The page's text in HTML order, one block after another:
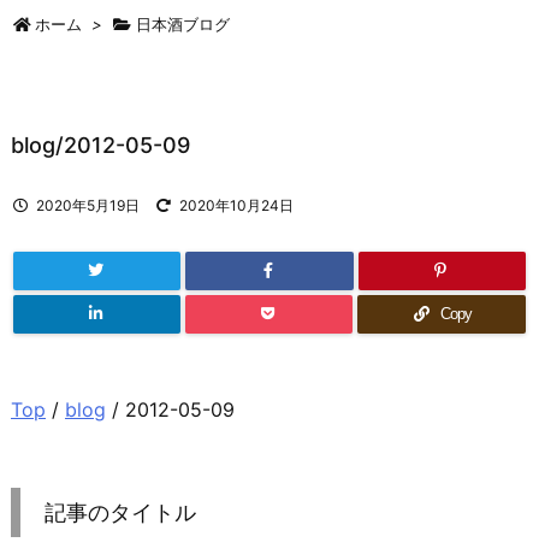
ホーム > 日本酒ブログ
blog/2012-05-09
2020年5月19日 2020年10月24日
Copy
Top / blog / 2012-05-09
記事のタイトル